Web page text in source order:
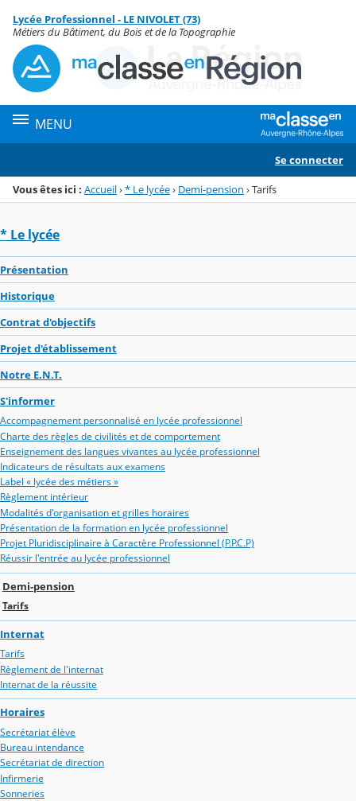
Menu de la rubrique
Contenu
Lycée Professionnel - LE NIVOLET (73)
Métiers du Bâtiment, du Bois et de la Topographie
MENU
Se connecter
Vous êtes ici : Accueil›* Le lycée› Demi-pension ›Tarifs
* Le lycée
Présentation
Historique
Contrat d'objectifs
Projet d'établissement
Notre E.N.T.
S'informer
Accompagnement personnalisé en lycée professionnel
Charte des règles de civilités et de comportement
Enseignement des langues vivantes au lycée professionnel
Indicateurs de résultats aux examens
Label « lycée des métiers »
Règlement intérieur
Modalités d'organisation et grilles horaires
Présentation de la formation en lycée professionnel
Projet Pluridisciplinaire à Caractère Professionnel (P.P.C.P)
Réussir l'entrée au lycée professionnel
Demi-pension
Tarifs
Internat
Tarifs
Règlement de l'internat
Internat de la réussite
Horaires
Secrétariat élève
Bureau intendance
Secrétariat de direction
Infirmerie
Sonneries